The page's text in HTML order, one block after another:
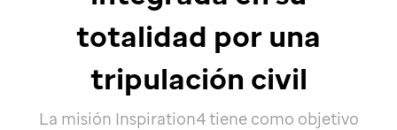
totalidad por una
tripulación civil
La misión Inspiration4 tiene como objetivo